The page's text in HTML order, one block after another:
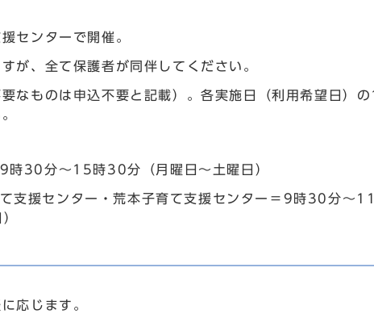
センターで開催。
が、全て保護者が同伴してください。
なものは申込不要と記載）。各実施日（利用希望日）
時30分～15時30分（月曜日～土曜日）
支援センター・荒本子育て支援センター＝9時30分～
応じます。